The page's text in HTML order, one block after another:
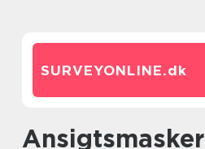
SURVEYONLINE.dk
ansigtsmasker